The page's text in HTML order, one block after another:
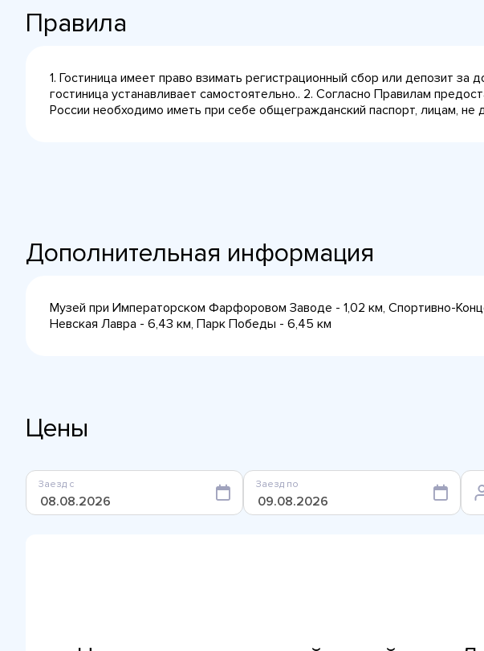
Правила
1. Гостиница имеет право взимать регистрационный сбор или депозит
гостиница устанавливает самостоятельно.. 2. Согласно Правилам
России необходимо иметь при себе общегражданский паспорт, лицам,
Дополнительная информация
Музей при Императорском Фарфоровом Заводе - 1,02 км, Спортивно-
Невская Лавра - 6,43 км, Парк Победы - 6,45 км
Цены
Заезд с Заезд по